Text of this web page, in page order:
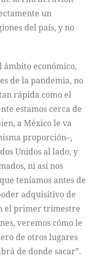
un
del país, y no
económico,
de la pandemia, no
rápida como el
estamos cerca de
a México le va
proporción–,
Unidos al lado, y
ni así nos
teníamos antes de
adquisitivo de
el primer trimestre
veremos cómo le
de otros lugares
de donde sacar”.